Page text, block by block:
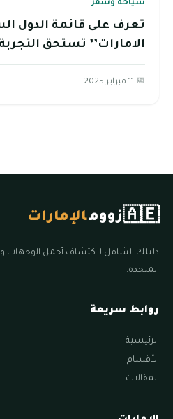
سياحة وسفر
تعرف على قائمة الدول
الامارات’’ تستحق التجربة
📅 11 فبراير 2025
🇦🇪زوومالإمارات
دليلك الشامل لاكتشاف أجمل الوجهات
المتحدة.
روابط سريعة
الرئيسية
الأقسام
المقالات